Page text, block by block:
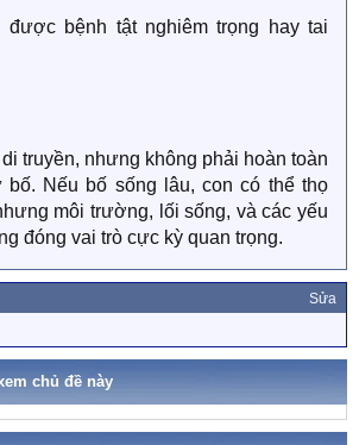
được bệnh tật nghiêm trọng hay tai
truyền, nhưng không phải hoàn toàn
Nếu bố sống lâu, con có thể thọ
môi trường, lối sống, và các yếu
đóng vai trò cực kỳ quan trọng.
Sửa
chủ đề này